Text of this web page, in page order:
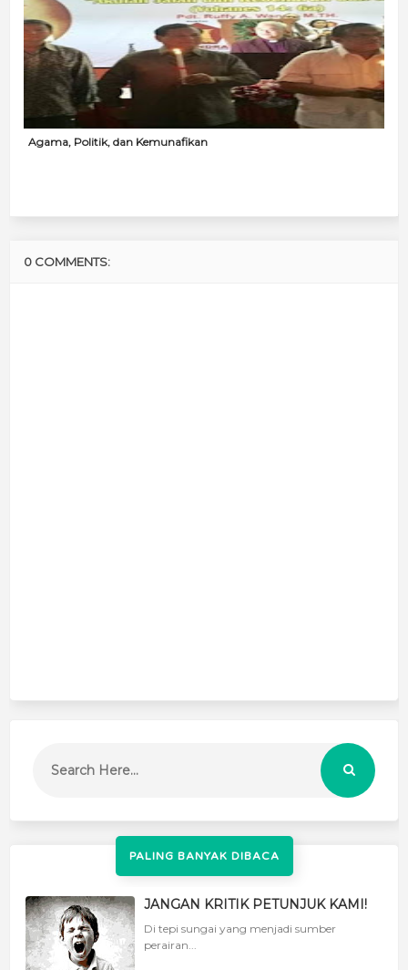
Agama, Politik, dan Kemunafikan
0 COMMENTS:
PALING BANYAK DIBACA
JANGAN KRITIK PETUNJUK KAMI!
Di tepi sungai yang menjadi sumber
perairan...